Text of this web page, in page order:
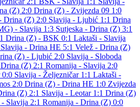
(Z) 2:0 Drina (Z) - Zvijezda 09 1:0
Drina (Z) 2:0 Slavija - Ljubić 1:1 Drina
- Slavija 1:3 Sutjeska - Drina (Z) 3:1
Drina (Z) - BSK 0:1 Laktaši - Slavija
Slavija - Drina HE 5:1 Velež - Drina (Z)
(Z) - Ljubić 2:0 Slavija - Sloboda
(Z) 2:1 Romanija - Slavija 2:0
0:0 Slavija - Željezničar 1:1 Laktaši -
2:0 Drina (Z) - Drina HE 1:0 Zvijezda
(Z) 2:1 Slavija - Leotar 1:1 Drina (Z)
Slavija 2:1 Romanija - Drina (Z) 0:0